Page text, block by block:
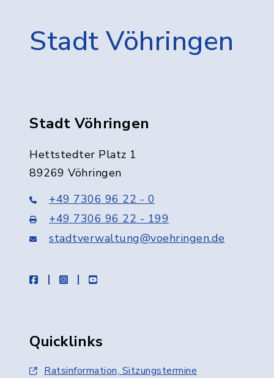
Stadt Vöhringen
Stadt Vöhringen
Hettstedter Platz 1
89269 Vöhringen
+49 7306 96 22 - 0
+49 7306 96 22 - 199
stadtverwaltung@voehringen.de
facebookinstagramyoutube
Quicklinks
Ratsinformation, Sitzungstermine